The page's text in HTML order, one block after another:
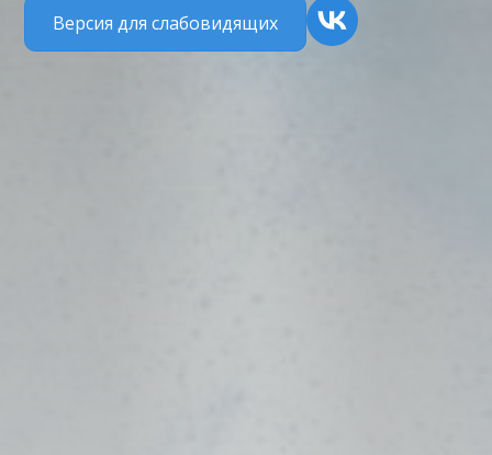
Версия для слабовидящих